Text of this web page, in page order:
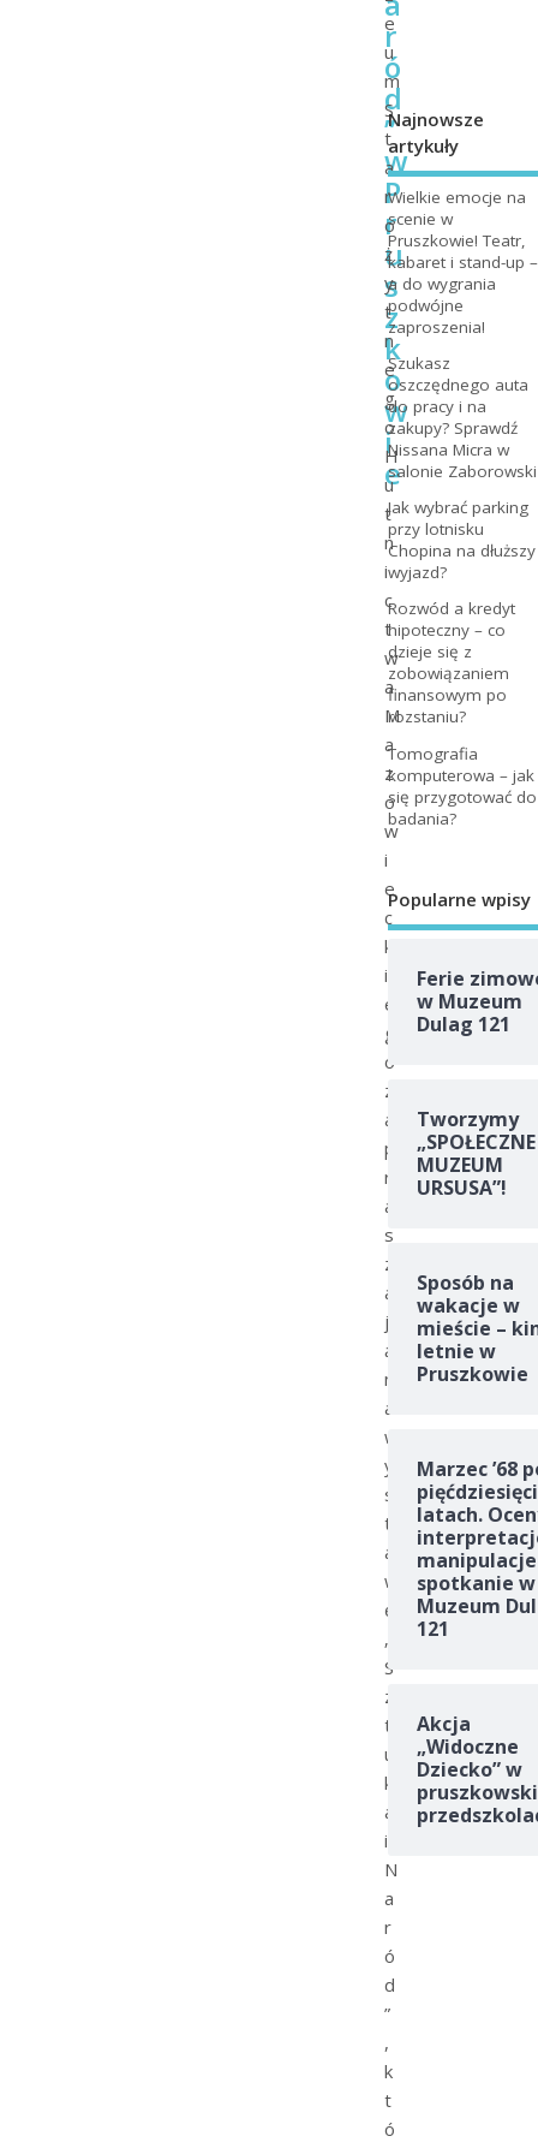
r
ó
d
”
w
P
r
u
s
z
k
o
w
i
e
e
u
m
S
t
a
r
o
ż
y
t
n
e
g
o
H
u
t
n
i
c
t
w
a
M
a
z
o
w
i
e
c
k
i
e
g
o
z
a
p
r
a
s
z
a
j
ą
n
a
w
y
s
t
a
w
ę
„
S
z
t
u
k
a
i
N
a
r
ó
d
”
,
k
t
ó
Najnowsze
artykuły
Wielkie emocje na
scenie w
Pruszkowie! Teatr,
kabaret i stand-up –
a do wygrania
podwójne
zaproszenia!
Szukasz
oszczędnego auta
do pracy i na
zakupy? Sprawdź
Nissana Micra w
salonie Zaborowski
Jak wybrać parking
przy lotnisku
Chopina na dłuższy
wyjazd?
Rozwód a kredyt
hipoteczny – co
dzieje się z
zobowiązaniem
finansowym po
rozstaniu?
Tomografia
komputerowa – jak
się przygotować do
badania?
Popularne wpisy
Ferie
w Muzeum
Dulag 121
Tworzymy
„SPOŁECZNE
MUZEUM
URSUSA”!
Sposób na
wakacje w
mieście –
letnie w
Pruszkowie
Marzec ’68
latach.
spotkanie w
Muzeum
121
Akcja
„Widoczne
Dziecko” w